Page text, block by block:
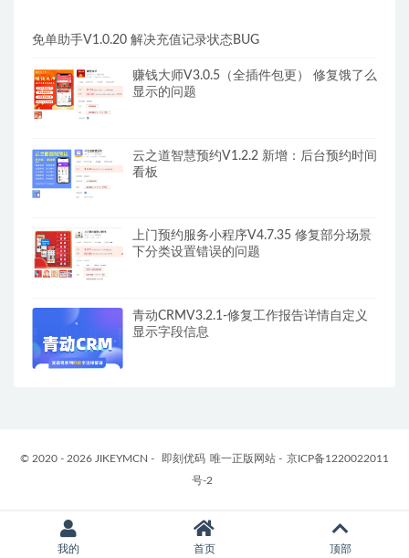
免单助手V1.0.20 解决充值记录状态BUG
赚钱大师V3.0.5（全插件包更） 修复饿了么
显示的问题
云之道智慧预约V1.2.2 新增：后台预约时间
看板
上门预约服务小程序V4.7.35 修复部分场景
下分类设置错误的问题
青动CRMV3.2.1-修复工作报告详情自定义
显示字段信息
© 2020 - 2026 JIKEYMCN - 即刻优码 唯一正版网站 - 京ICP备1220022011
号-2
我的 首页 顶部